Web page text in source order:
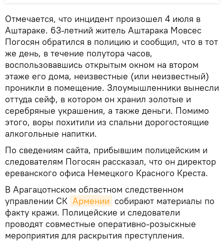
Отмечается, что инцидент произошел 4 июля в
Аштараке. 63-летний житель Аштарака Мовсес
Погосян обратился в полицию и сообщил, что в тот
же день, в течение полутора часов,
воспользовавшись открытым окном на втором
этаже его дома, неизвестные (или неизвестный)
проникли в помещение. Злоумышленники вынесли
оттуда сейф, в котором он хранил золотые и
серебряные украшения, а также деньги. Помимо
этого, воры похитили из спальни дорогостоящие
алкогольные напитки.
По сведениям сайта, прибывшим полицейским и
следователям Погосян рассказал, что он директор
ереванского офиса Немецкого Красного Креста.
В Арагацотнском областном следственном
управлении СК Армении собирают материалы по
факту кражи. Полицейские и следователи
проводят совместные оперативно-розыскные
мероприятия для раскрытия преступления.